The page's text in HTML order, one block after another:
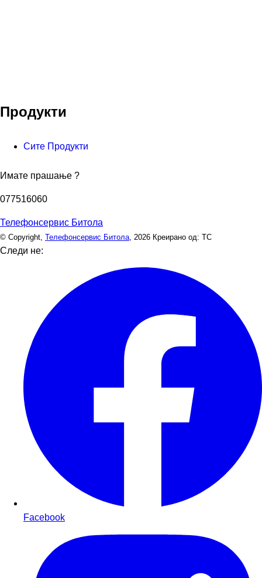
Продукти
Сите Продукти
Имате прашање ?
077516060
Телефонсервис Битола
© Copyright, Телефонсервис Битола, 2026 Креирано од: ТС
Следи не:
Facebook